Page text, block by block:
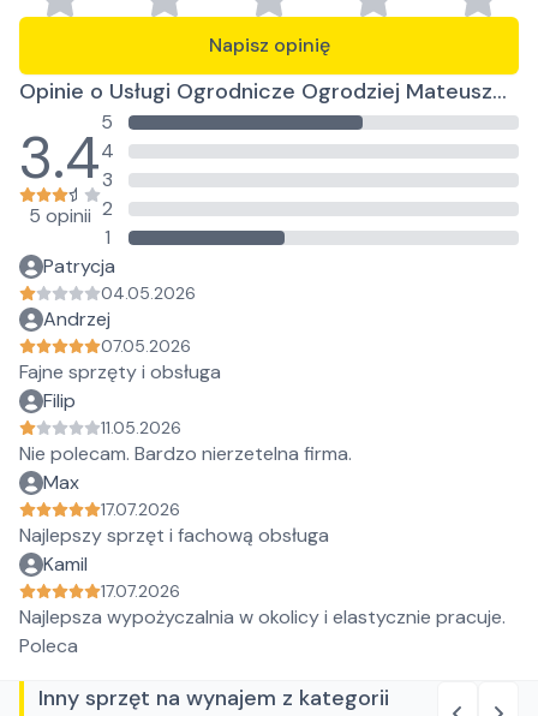
Napisz opinię
Opinie o Usługi Ogrodnicze Ogrodziej Mateusz
Krzewiński
3.4
5 opinii
5
4
3
2
1
Patrycja
04.05.2026
Andrzej
07.05.2026
Fajne sprzęty i obsługa
Filip
11.05.2026
Nie polecam. Bardzo nierzetelna firma.
Max
17.07.2026
Najlepszy sprzęt i fachową obsługa
Kamil
17.07.2026
Najlepsza wypożyczalnia w okolicy i elastycznie pracuje.
Poleca
Inny sprzęt na wynajem z kategorii